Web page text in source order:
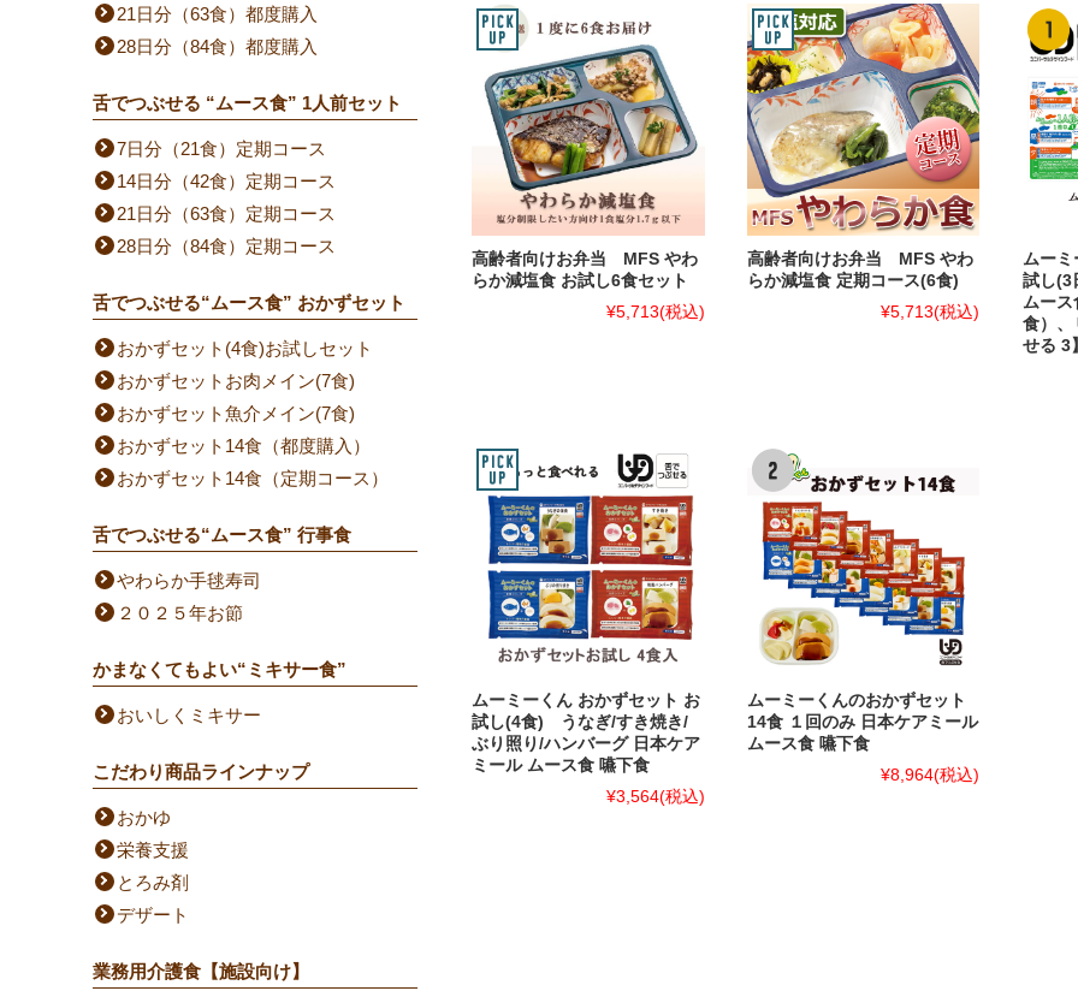
高齢者向けお弁当 MFS やわ
らか減塩食 お試し6食セット
¥5,713(税込)
高齢者向けお弁当 MFS やわ
らか減塩食 定期コース(6食)
¥5,713(税込)
ムーミ
試し(3
ムース
食）、
せる 3
ムーミーくん おかずセット お
試し(4食) うなぎ/すき焼き/
ぶり照り/ハンバーグ 日本ケア
ミール ムース食 嚥下食
¥3,564(税込)
ムーミーくんのおかずセット
14食 １回のみ 日本ケアミール
ムース食 嚥下食
¥8,964(税込)
21日分（63食）都度購入
28日分（84食）都度購入
舌でつぶせる “ムース食” 1人前セット
7日分（21食）定期コース
14日分（42食）定期コース
21日分（63食）定期コース
28日分（84食）定期コース
舌でつぶせる“ムース食” おかずセット
おかずセット(4食)お試しセット
おかずセットお肉メイン(7食)
おかずセット魚介メイン(7食)
おかずセット14食（都度購入）
おかずセット14食（定期コース）
舌でつぶせる“ムース食” 行事食
やわらか手毬寿司
２０２５年お節
かまなくてもよい“ミキサー食”
おいしくミキサー
こだわり商品ラインナップ
おかゆ
栄養支援
とろみ剤
デザート
業務用介護食【施設向け】